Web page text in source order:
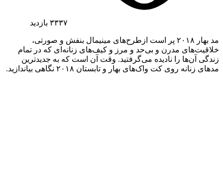
۳۳۳۷ بازدید
مد بهار ۲۰۱۸ پر است ازطرح‌های مینیمال بنفش و صورتی،
خلاقیت‌های مدرن و بی‌حد و مرز و کیف‌های زنانه‌ای که در تمام
زندگی آن‌ها را نادیده می‌گرفتید. وقت آن است که به جدیدترین
مدهای زنانه روی کت واک‌های بهار و تابستان ۲۰۱۸ نگاهی بیاندازید.